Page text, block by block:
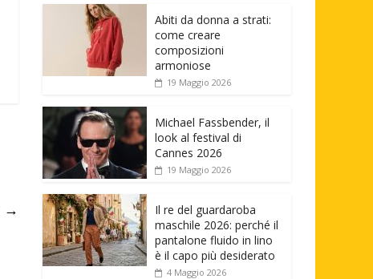
→
Abiti da donna a strati:
come creare
composizioni
armoniose
19 Maggio 2026
Michael Fassbender, il
look al festival di
Cannes 2026
19 Maggio 2026
Il re del guardaroba
maschile 2026: perché il
pantalone fluido in lino
è il capo più desiderato
4 Maggio 2026